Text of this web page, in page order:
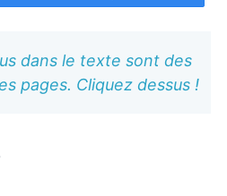
dans le texte sont des
pages. Cliquez dessus !